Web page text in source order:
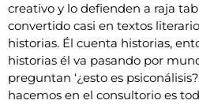
creativo y lo defienden a raja
convertido casi en textos
historias. Él cuenta historias,
historias él va pasando por
preguntan ‘¿esto es
hacemos en el consultorio es